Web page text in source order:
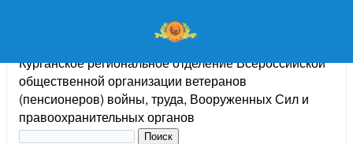
Курганское региональное отделение Всероссийской
общественной организации ветеранов
(пенсионеров) войны, труда, Вооруженных Сил и
правоохранительных органов